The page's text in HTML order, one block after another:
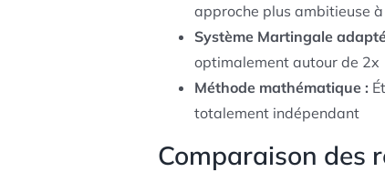
approche plus ambitieuse
Système Martingale
optimalement autour de 2x
Méthode mathématique :
totalement indépendant
Comparaison des